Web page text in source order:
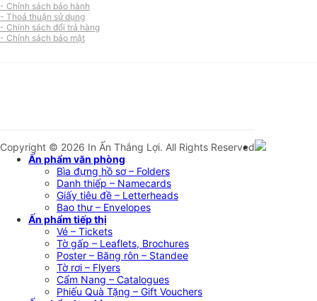
- Chính sách bảo hành
- Thoả thuận sử dụng
- Chính sách đổi trả hàng
- Chính sách bảo mật
Copyright © 2026 In Ấn Thắng Lợi. All Rights Reserved
Ấn phẩm văn phòng
Bìa đựng hồ sơ – Folders
Danh thiếp – Namecards
Giấy tiêu đề – Letterheads
Bao thư – Envelopes
Ấn phẩm tiếp thị
Vé – Tickets
Tờ gấp – Leaflets, Brochures
Poster – Băng rôn – Standee
Tờ rơi – Flyers
Cẩm Nang – Catalogues
Phiếu Quà Tặng – Gift Vouchers